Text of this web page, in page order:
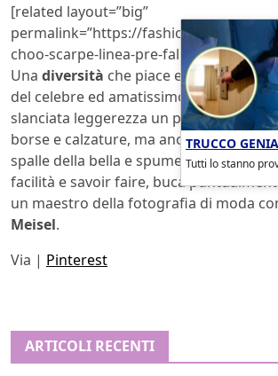
[related layout=”big”
permalink=”https://
choo-scarpe-linea-pre-fall-2019″][/
Una diversità che piace e conquista,
del celebre ed amatissimo marchio si
slanciata leggerezza un po’ ovunque,
borse e calzature, ma anche
spalle della bella e spumeggiante Kaia
facilità e savoir faire, buca
un maestro della fotografia di moda
Meisel.
Via | Pinterest
ARTICOLI RECENTI
TRUCCO
Tutti lo stanno